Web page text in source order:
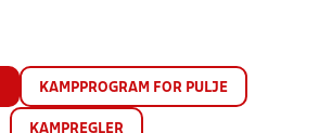
KAMPPROGRAM FOR PULJE
KAMPREGLER